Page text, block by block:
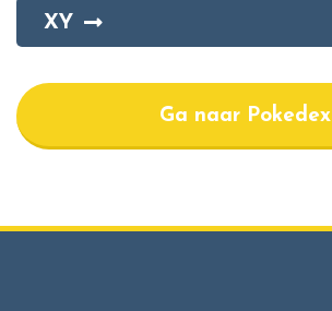
XY
Ga naar Pokedex